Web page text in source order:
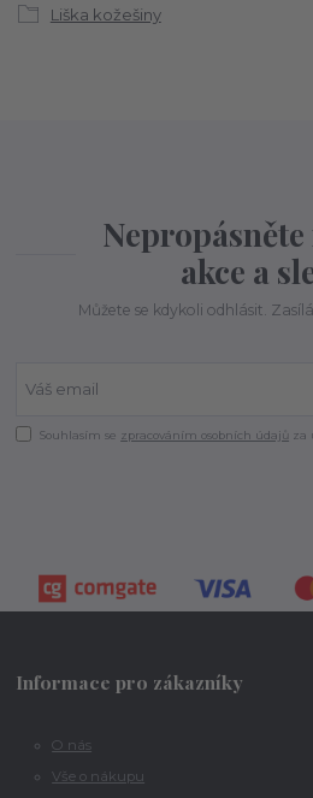
Liška kožešiny
akce a
Můžete se kdykoli odhlásit.
Souhlasím se zpracováním osobních údajů za
Informace pro zákazníky
O nás
Vše o nákupu